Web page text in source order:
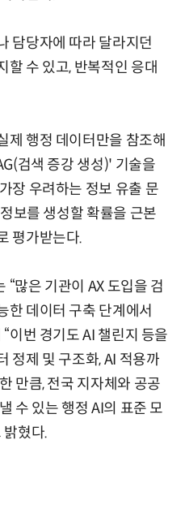
담당자에 따라 달라지던
할 수 있고, 반복적인 응대
제 행정 데이터만을 참조해
검색 증강 생성)' 기술을
장 우려하는 정보 유출 문
보를 생성할 확률을 근본
평가받는다.
많은 기관이 AX 도입을 검
한 데이터 구축 단계에서
이번 경기도 AI 챌린지 등을
정제 및 구조화, AI 적용까
만큼, 전국 지자체와 공공
수 있는 행정 AI의 표준 모
밝혔다.